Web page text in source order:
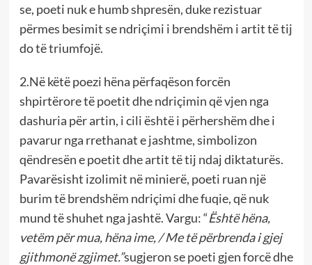
se, poeti nuk e humb shpresën, duke rezistuar
përmes besimit se ndriçimi i brendshëm i artit të tij
do të triumfojë.
2.Në këtë poezi hëna përfaqëson forcën
shpirtërore të poetit dhe ndriçimin që vjen nga
dashuria për artin, i cili është i përhershëm dhe i
pavarur nga rrethanat e jashtme, simbolizon
qëndresën e poetit dhe artit të tij ndaj diktaturës.
Pavarësisht izolimit në minierë, poeti ruan një
burim të brendshëm ndriçimi dhe fuqie, që nuk
mund të shuhet nga jashtë. Vargu: “Është hëna,
vetëm për mua, hëna ime, / Me të përbrenda i gjej
gjithmonë zgjimet.”sugjeron se poeti gjen forcë dhe